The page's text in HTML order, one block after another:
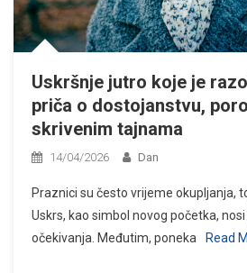
Uskršnje jutro koje je
priča o dostojanstvu,
skrivenim tajnama
14/04/2026 Dan
Praznici su često vrijeme okupljanja,
Uskrs, kao simbol novog početka,
očekivanja. Međutim, poneka
Read